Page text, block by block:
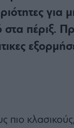
για
πέριξ.
πιο